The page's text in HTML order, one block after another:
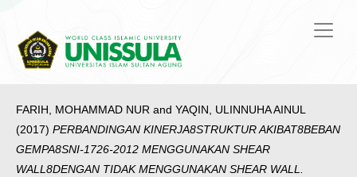
FARIH, MOHAMMAD NUR and YAQIN, ULINNUHA AINUL
(2017) PERBANDINGAN KINERJA8STRUKTUR AKIBAT8BEBAN
GEMPA8SNI-1726-2012 MENGGUNAKAN SHEAR
WALL8DENGAN TIDAK MENGGUNAKAN SHEAR WALL.